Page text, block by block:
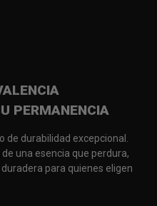
PERMANENCIA
de durabilidad excepcional.
una esencia que perdura,
para quienes eligen